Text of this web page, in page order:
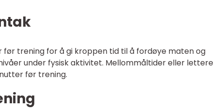
trening for å gi kroppen tid til å fordøye maten og
under fysisk aktivitet. Mellommåltider eller lettere
før trening.